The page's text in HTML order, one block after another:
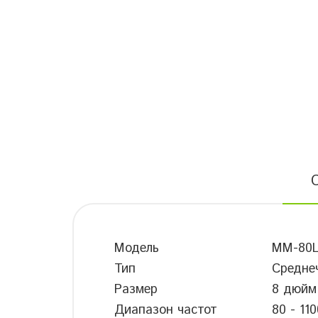
Модель
MM-80L
Тип
Размер
8 дюйм
Диапазон частот
80 -